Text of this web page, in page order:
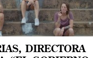
DIRECTORA